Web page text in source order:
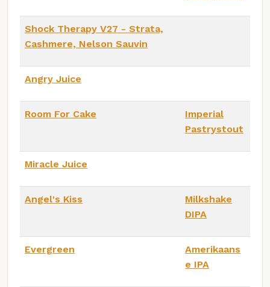
Shock Therapy V27 - Strata,
Cashmere, Nelson Sauvin
Angry Juice
Room For Cake
Imperial
Pastrystout
Miracle Juice
Angel's Kiss
Milkshake
DIPA
Evergreen
Amerikaans
e IPA